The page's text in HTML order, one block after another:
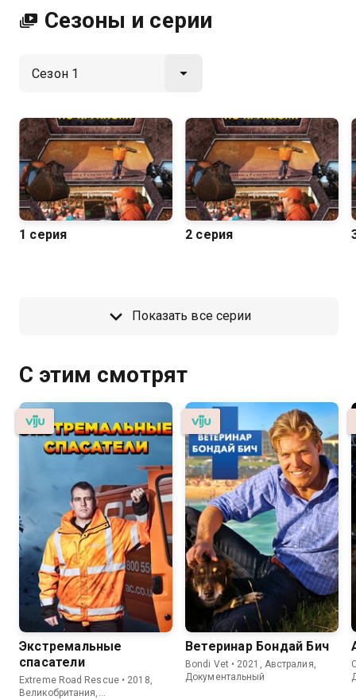
Сезоны и серии
1 серия 2 серия
Показать все серии
С этим смотрят
Экстремальные
спасатели
Extreme Road Rescue • 2018,
Великобритания,
Ветеринар Бондай Бич
Bondi Vet • 2021, Австралия,
Документальный